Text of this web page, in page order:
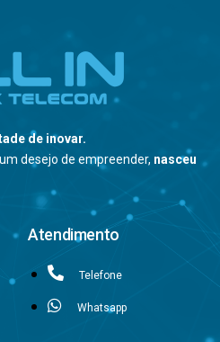
de inovar.
desejo de empreender, nasceu
Atendimento
Telefone
Whatsapp